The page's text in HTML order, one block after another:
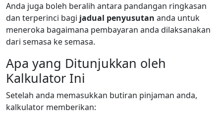
Anda juga boleh beralih antara pandangan ringkasan
dan terperinci bagi jadual penyusutan anda untuk
meneroka bagaimana pembayaran anda dilaksanakan
dari semasa ke semasa.
Apa yang Ditunjukkan oleh
Kalkulator Ini
Setelah anda memasukkan butiran pinjaman anda,
kalkulator memberikan: